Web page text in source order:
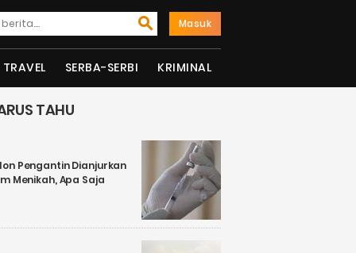
Masuk
TRAVEL SERBA-SERBI KRIMINAL
TAHU
Pengantin Dianjurkan
Menikah, Apa Saja